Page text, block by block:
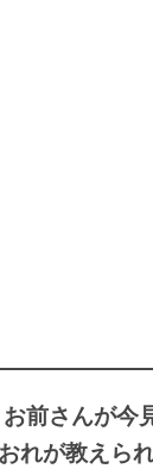
前さんが今
れが教えら